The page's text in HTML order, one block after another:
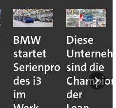
BMW
startet
Serienproduktion
des i3
im
Diese
sind die
der